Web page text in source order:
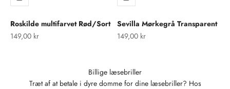
Roskilde multifarvet Rød/Sort
Salgspris
149,00 kr
Sevilla Mørkegrå Transparent
Salgspris
149,00 kr
Billige læsebriller
Træt af at betale i dyre domme for dine læsebriller? Hos